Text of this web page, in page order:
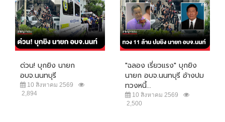
ด่วน! บุกยิง นายก
อบจ.นนทบุรี
10 สิงหาคม 2569
2,894
"ฉลอง เรี่ยวแรง" บุกยิง
นายก อบจ.นนทบุรี อ้างปม
ทวงหนี้...
10 สิงหาคม 2569
2,500